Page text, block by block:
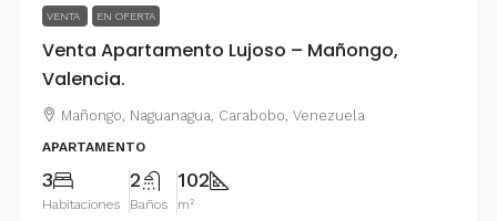
VENTA EN OFERTA
Venta Apartamento Lujoso – Mañongo,
Valencia.
Mañongo, Naguanagua, Carabobo, Venezuela
APARTAMENTO
3
Habitaciones
2
Baños
102
m²